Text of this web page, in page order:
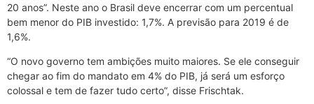
20 anos”. Neste ano o Brasil deve encerrar com um percentual
bem menor do PIB investido: 1,7%. A previsão para 2019 é de
1,6%.
“O novo governo tem ambições muito maiores. Se ele conseguir
chegar ao fim do mandato em 4% do PIB, já será um esforço
colossal e tem de fazer tudo certo”, disse Frischtak.